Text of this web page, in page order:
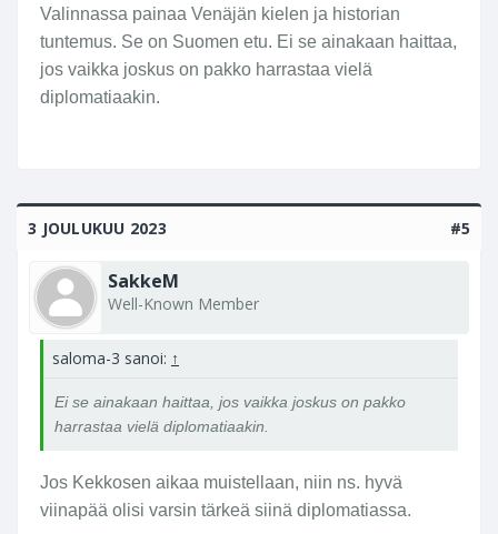
Valinnassa painaa Venäjän kielen ja historian
tuntemus. Se on Suomen etu. Ei se ainakaan haittaa,
jos vaikka joskus on pakko harrastaa vielä
diplomatiaakin.
3 JOULUKUU 2023 #5
SakkeM
Well-Known Member
saloma-3 sanoi: ↑
Ei se ainakaan haittaa, jos vaikka joskus on pakko
harrastaa vielä diplomatiaakin.
Jos Kekkosen aikaa muistellaan, niin ns. hyvä
viinapää olisi varsin tärkeä siinä diplomatiassa.